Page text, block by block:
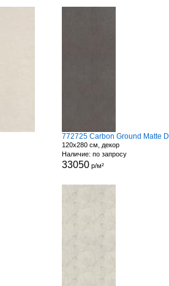
120x280 см, декор
Наличие: по запросу
33050р/м²